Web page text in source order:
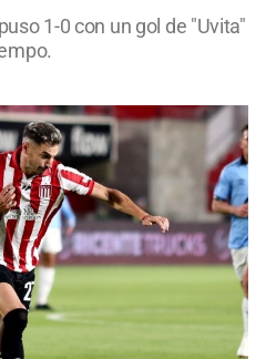
1-0 con un gol de "Uvita"